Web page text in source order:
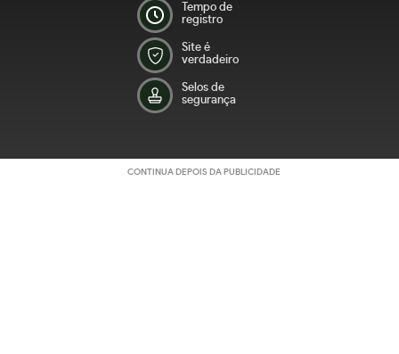
Tempo de
registro
Site é
verdadeiro
Selos de
segurança
CONTINUA DEPOIS DA PUBLICIDADE